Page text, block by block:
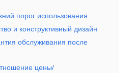
порог использования
и конструктивный дизайн
обслуживания после
цены/